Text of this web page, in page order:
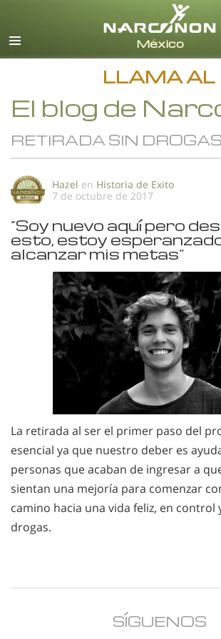
Español
Todas las
LLAMA AL
El blog de
RETIRADA SIN DROGAS
Hazel en Historia de Exito
7 de octubre de 2017
“Soy nuevo aquí pero
esto, estoy
alcanzar mis metas”
La retirada al ser el primer paso del
esencial ya que nuestro deber es
personas que acaban de ingresar a
sientan una mejoría para comenzar
camino hacia una vida feliz, en control
drogas.
SÍGUENOS